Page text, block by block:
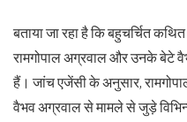
बताया जा रहा है कि बहुचर्चित
रामगोपाल अग्रवाल और उनके बेटे
हैं। जांच एजेंसी के अनुसार,
वैभव अग्रवाल से मामले से जुड़े